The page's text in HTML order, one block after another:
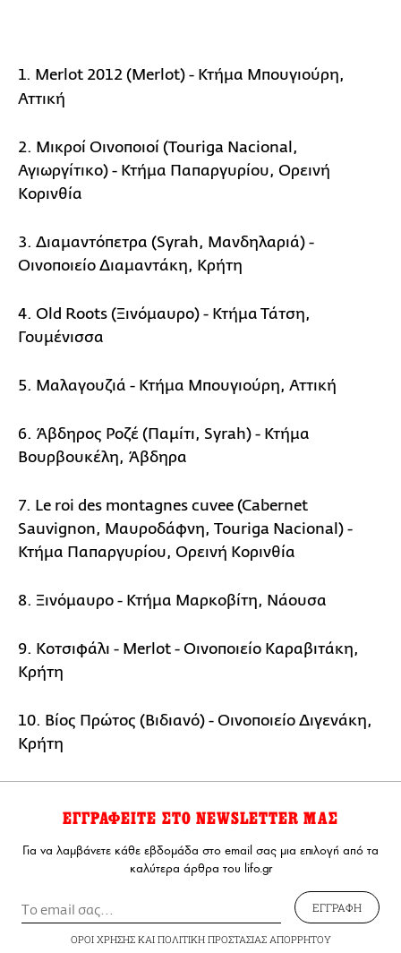
1. Merlot 2012 (Merlot) - Κτήμα Μπουγιούρη,
Αττική
2. Μικροί Οινοποιοί (Touriga Nacional,
Αγιωργίτικο) - Κτήμα Παπαργυρίου, Ορεινή
Κορινθία
3. Διαμαντόπετρα (Syrah, Μανδηλαριά) -
Οινοποιείο Διαμαντάκη, Κρήτη
4. Old Roots (Ξινόμαυρο) - Κτήμα Τάτση,
Γουμένισσα
5. Μαλαγουζιά - Κτήμα Μπουγιούρη, Αττική
6. Άβδηρος Ροζέ (Παμίτι, Syrah) - Κτήμα
Βουρβουκέλη, Άβδηρα
7. Le roi des montagnes cuvee (Cabernet
Sauvignon, Μαυροδάφνη, Touriga Nacional) -
Κτήμα Παπαργυρίου, Ορεινή Κορινθία
8. Ξινόμαυρο - Κτήμα Μαρκοβίτη, Νάουσα
9. Κοτσιφάλι - Merlot - Οινοποιείο Καραβιτάκη,
Κρήτη
10. Βίος Πρώτος (Βιδιανό) - Οινοποιείο Διγενάκη,
Κρήτη
ΕΓΓΡΑΦΕΙΤΕ ΣΤΟ NEWSLETTER ΜΑΣ
Για να λαμβάνετε κάθε εβδομάδα στο email σας μια επιλογή από τα
καλύτερα άρθρα του lifo.gr
ΕΓΓΡΑΦΗ
ΟΡΟΙ ΧΡΗΣΗΣΚΑΙ ΠΟΛΙΤΙΚΗ ΠΡΟΣΤΑΣΙΑΣ ΑΠΟΡΡΗΤΟΥ